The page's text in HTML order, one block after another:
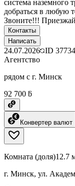
система наземного
добраться в любую
Звоните!!!
Контакты
Написать
24.07.2026 ID
Агентство
рядом с г. Минск
92 700 ƃ
Конвертер валют
Комната (доля)12.7
г. Минск, ул.